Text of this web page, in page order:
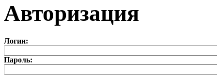
Авторизация
Логин:
Пароль: